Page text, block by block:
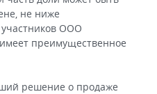
не ниже
ООО
преимущественное
решение о продаже